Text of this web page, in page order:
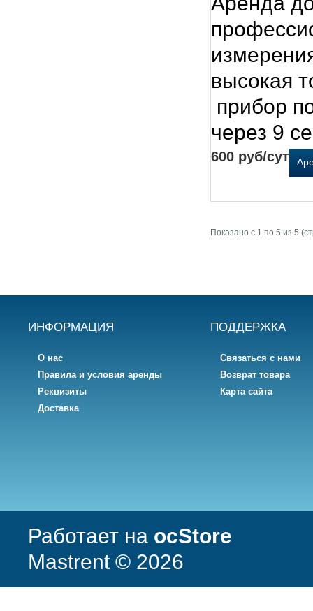
высокая
прибор
через 9
600 руб/сут
Показано с 1 по 5 из 5
ИНФОРМАЦИЯ
О нас
Правила и условия аренды
Реквизиты
Доставка
ПОДДЕРЖКА
Связаться с нами
Возврат товара
Карта сайта
Работает на ocStore
Mastrent © 2026